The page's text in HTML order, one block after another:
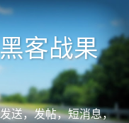
客战果
送，发帖，短消息，